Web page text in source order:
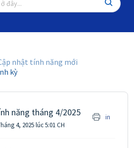
nhật tính năng mới
kỳ
năng tháng 4/2025
in
4, 2025 lúc 5:01 CH